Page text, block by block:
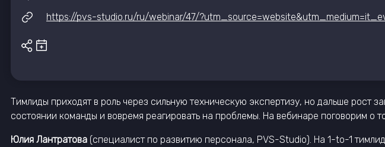
Тимлиды приходят в роль через сильную техническую экспертизу, но дальше рост
состоянии команды и вовремя реагировать на проблемы. На вебинаре поговорим о
Юлия Лантратова (специалист по развитию персонала, PVS-Studio). На 1-to-1